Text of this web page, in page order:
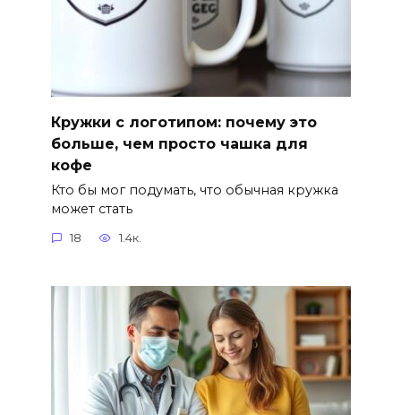
Кружки с логотипом: почему это
больше, чем просто чашка для
кофе
Кто бы мог подумать, что обычная кружка
может стать
18 1.4к.